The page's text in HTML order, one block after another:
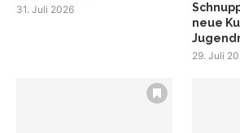
31. Juli 2026
neue
29. Juli